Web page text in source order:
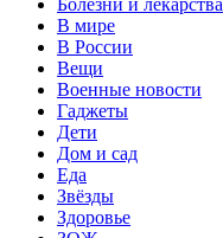
В мире
В России
Вещи
Военные новости
Гаджеты
Дети
Дом и сад
Еда
Звёзды
Здоровье